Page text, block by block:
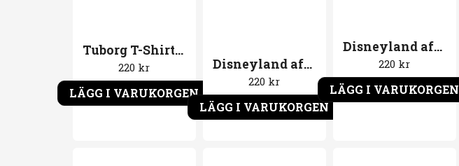
Tuborg T-Shirt Hvergang. Blå T-Shirt
220 kr
LÄGG I VARUKORGEN
Disneyland after dark T-Shirt Gasmask
220 kr
LÄGG I VARUKORGEN
Disneyland after dark T-Shirt Kapten
220 kr
LÄGG I VARUKORGEN